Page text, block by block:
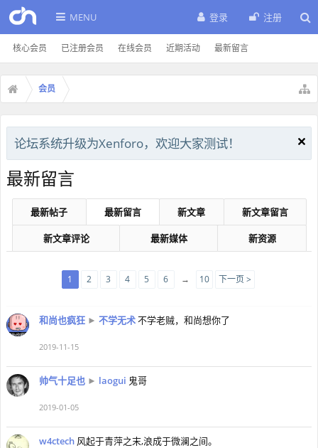
MENU
核心会员 已注册会员 在线会员 近期活动 最新留言
登录 注册
会员
论坛系统升级为Xenforo，欢迎大家测试！
最新留言
最新帖子 最新留言 新文章 新文章留言
新文章评论 最新媒体 新资源
1 2 3 4 5 6 → 10 下一页 >
和尚也疯狂 ► 不学无术不学老贼，和尚想你了
2019-11-15
帅气十足也 ► laogui 鬼哥
2019-01-05
w4ctech 风起于青萍之末,浪成于微澜之间。